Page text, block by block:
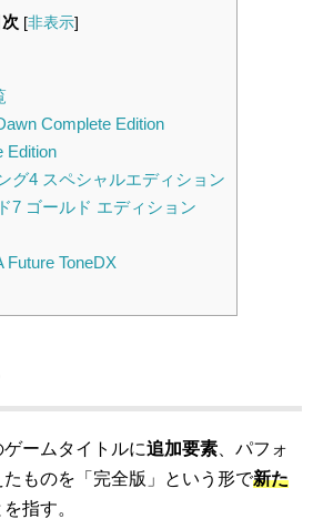
次 [非表示]
Complete Edition
Edition
グ4 スペシャルエディション
7 ゴールド エディション
Future ToneDX
ームタイトルに追加要素 、パフォ
ものを「完全版」という形で新た
指す。